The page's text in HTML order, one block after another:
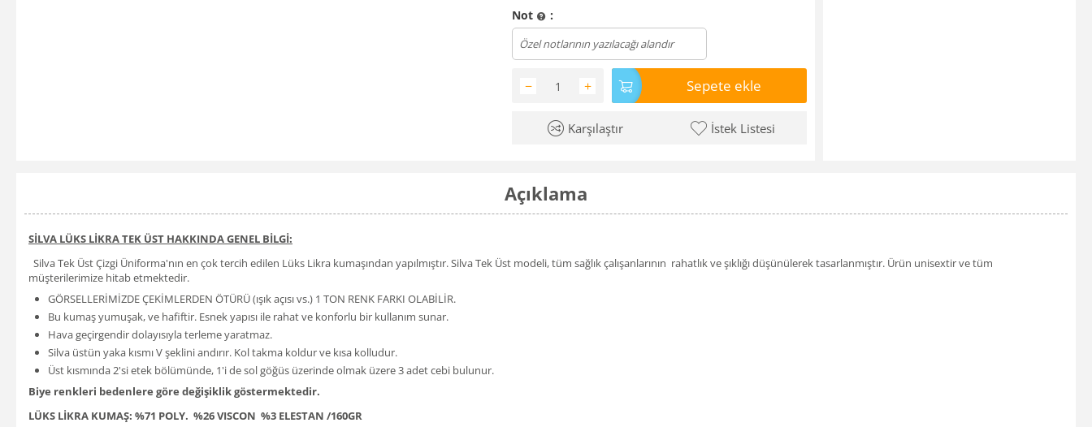
Dosya yükle
Not :
+
− Sepete ekle
Karşılaştır İstek Listesi
Açıklama
SİLVA LÜKS LİKRA TEK ÜST HAKKINDA GENEL BİLGİ:
Silva Tek Üst Çizgi Üniforma'nın en çok tercih edilen Lüks Likra kumaşından yapılmıştır. Silva Tek Üst modeli, tüm sağlık çalışanlarının rahatlık ve şıklığı düşünülerek tasarlanmıştır. Ürün unisextir ve tüm
müşterilerimize hitab etmektedir.
GÖRSELLERİMİZDE ÇEKİMLERDEN ÖTÜRÜ (ışık açısı vs.) 1 TON RENK FARKI OLABİLİR.
Bu kumaş yumuşak, ve hafiftir. Esnek yapısı ile rahat ve konforlu bir kullanım sunar.
Hava geçirgendir dolayısıyla terleme yaratmaz.
Silva üstün yaka kısmı V şeklini andırır. Kol takma koldur ve kısa kolludur.
Üst kısmında 2'si etek bölümünde, 1'i de sol göğüs üzerinde olmak üzere 3 adet cebi bulunur.
Biye renkleri bedenlere göre değişiklik göstermektedir.
LÜKS LİKRA KUMAŞ: %71 POLY. %26 VISCON %3 ELESTAN /160GR